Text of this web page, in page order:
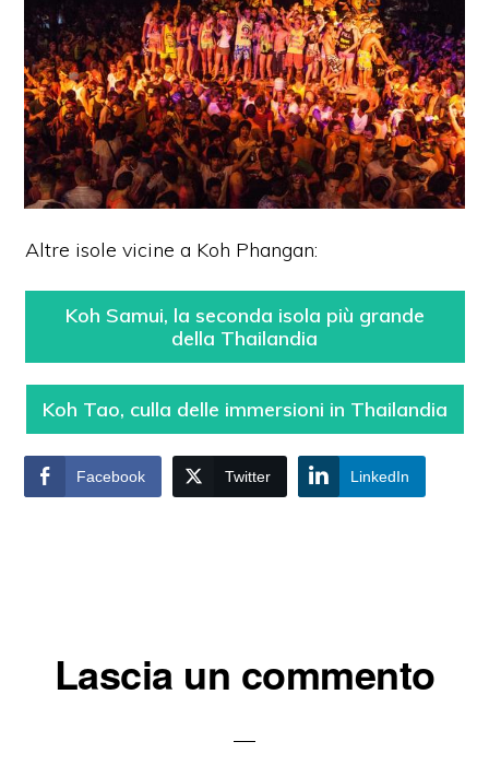
Altre isole vicine a Koh Phangan:
Koh Samui, la seconda isola più grande
della Thailandia
Koh Tao, culla delle immersioni in Thailandia
Facebook Twitter LinkedIn
Interazioni
Lascia un commento